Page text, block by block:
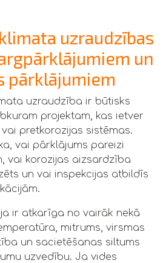
uzraudzības
un
pārklājumiem
uzraudzība ir būtisks
projektam, kas ietver
pretkorozijas sistēmas.
vai pārklājums pareizi
vai korozijas aizsardzība
un vai inspekcijas atbildīs
ir atkarīga no vairāk nekā
mitrums, virsmas
un sacietēšanas siltums
uzvedību. Ja vides